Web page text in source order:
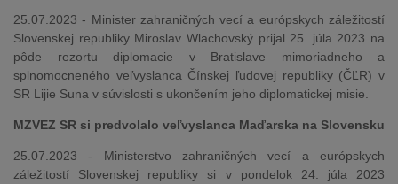
25.07.2023 - Minister zahraničných vecí a európskych záležitostí
Slovenskej republiky Miroslav Wlachovský prijal 25. júla 2023 na
pôde rezortu diplomacie v Bratislave mimoriadneho a
splnomocneného veľvyslanca Čínskej ľudovej republiky (ČĽR) v
SR Lijie Suna v súvislosti s ukončením jeho diplomatickej misie.
MZVEZ SR si predvolalo veľvyslanca Maďarska na Slovensku
25.07.2023 - Ministerstvo zahraničných vecí a európskych
záležitostí Slovenskej republiky si v pondelok 24. júla 2023